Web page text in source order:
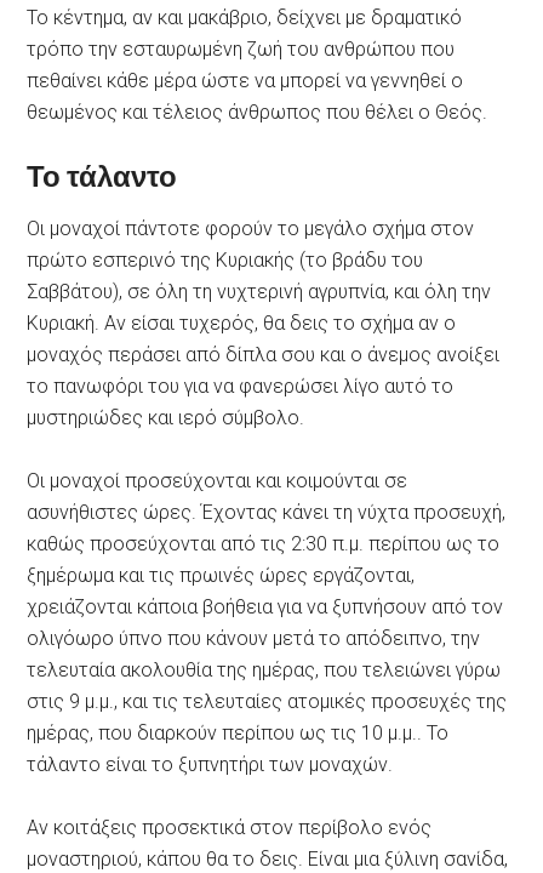
Το κέντημα, αν και μακάβριο, δείχνει με δραματικό
τρόπο την εσταυρωμένη ζωή του ανθρώπου που
πεθαίνει κάθε μέρα ώστε να μπορεί να γεννηθεί ο
θεωμένος και τέλειος άνθρωπος που θέλει ο Θεός.
Το τάλαντο
Οι μοναχοί πάντοτε φορούν το μεγάλο σχήμα στον
πρώτο εσπερινό της Κυριακής (το βράδυ του
Σαββάτου), σε όλη τη νυχτερινή αγρυπνία, και όλη την
Κυριακή. Αν είσαι τυχερός, θα δεις το σχήμα αν ο
μοναχός περάσει από δίπλα σου και ο άνεμος ανοίξει
το πανωφόρι του για να φανερώσει λίγο αυτό το
μυστηριώδες και ιερό σύμβολο.
Οι μοναχοί προσεύχονται και κοιμούνται σε
ασυνήθιστες ώρες. Έχοντας κάνει τη νύχτα προσευχή,
καθώς προσεύχονται από τις 2:30 π.μ. περίπου ως το
ξημέρωμα και τις πρωινές ώρες εργάζονται,
χρειάζονται κάποια βοήθεια για να ξυπνήσουν από τον
ολιγόωρο ύπνο που κάνουν μετά το απόδειπνο, την
τελευταία ακολουθία της ημέρας, που τελειώνει γύρω
στις 9 μ.μ., και τις τελευταίες ατομικές προσευχές της
ημέρας, που διαρκούν περίπου ως τις 10 μ.μ.. Το
τάλαντο είναι το ξυπνητήρι των μοναχών.
Αν κοιτάξεις προσεκτικά στον περίβολο ενός
μοναστηριού, κάπου θα το δεις. Είναι μια ξύλινη σανίδα,